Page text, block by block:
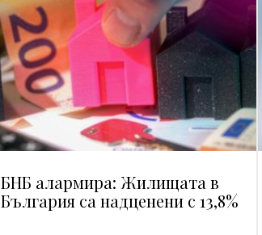
БНБ алармира: Жилищата в
България са надценени с 13,8%